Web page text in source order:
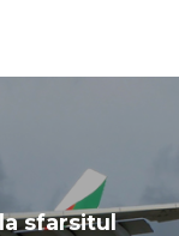
sfarsitul